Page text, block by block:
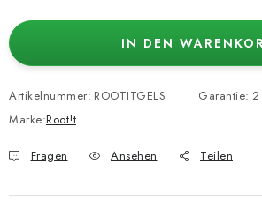
IN DEN
Artikelnummer: ROOTITGELS
Marke:Root!t
Garantie: 2
Fragen Ansehen Teilen